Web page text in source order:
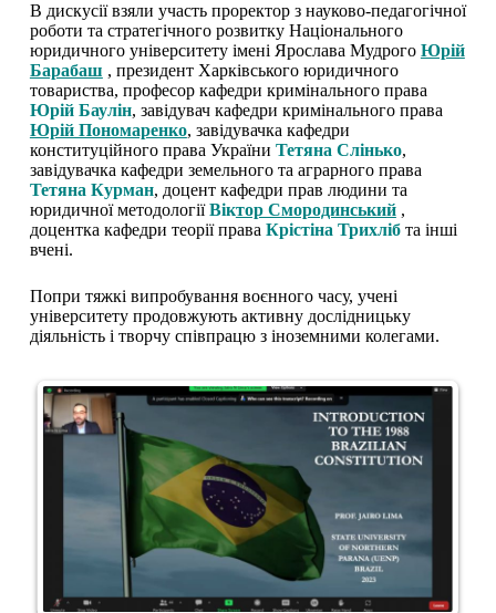
В дискусії взяли участь проректор з науково-педагогічної
роботи та стратегічного розвитку Національного
юридичного університету імені Ярослава Мудрого Юрій
Барабаш , президент Харківського юридичного
товариства, професор кафедри кримінального права
Юрій Баулін, завідувач кафедри кримінального права
Юрій Пономаренко, завідувачка кафедри
конституційного права України Тетяна Слінько,
завідувачка кафедри земельного та аграрного права
Тетяна Курман, доцент кафедри прав людини та
юридичної методологіїВіктор Смородинський,
доцентка кафедри теорії права Крістіна Трихлібта інші
вчені.
Попри тяжкі випробування воєнного часу, учені
університету продовжують активну дослідницьку
діяльність і творчу співпрацю з іноземними колегами.